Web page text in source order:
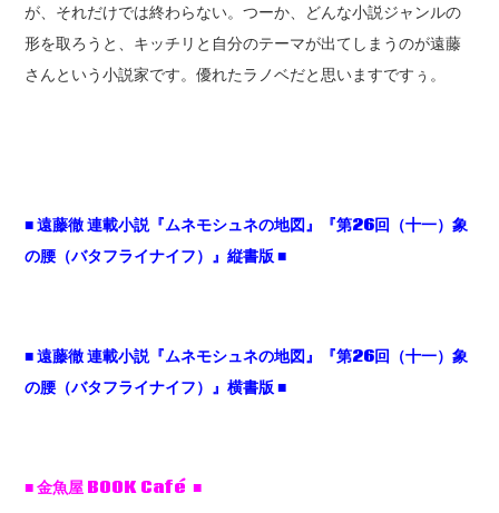
が、それだけでは終わらない。つーか、どんな小説ジャンルの
形を取ろうと、キッチリと自分のテーマが出てしまうのが遠藤
さんという小説家です。優れたラノベだと思いますですぅ。
■遠藤徹連載小説『ムネモシュネの地図』『第26回（十一）象
の腰（バタフライナイフ）』縦書版 ■
■遠藤徹連載小説『ムネモシュネの地図』『第26回（十一）象
の腰（バタフライナイフ）』横書版 ■
■ 金魚屋 BOOK Café ■